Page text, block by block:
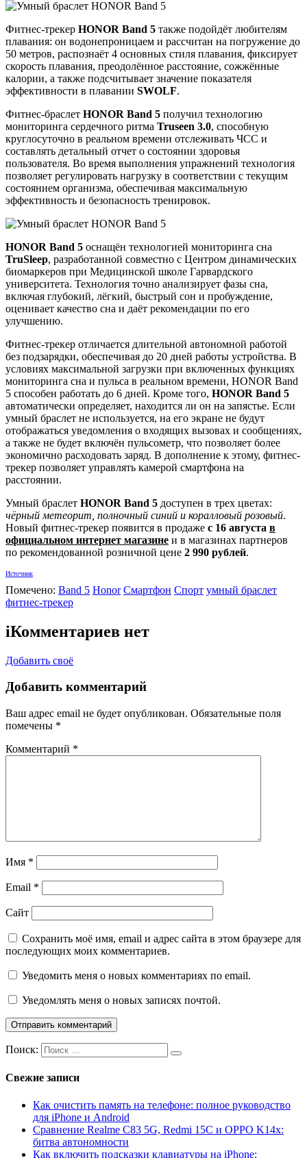
Фитнес-трекер HONOR Band 5 также подойдёт любителям
плавания: он водонепроницаем и рассчитан на погружение до
50 метров, распознаёт 4 основных стиля плавания, фиксирует
скорость плавания, преодолённое расстояние, сожжённые
калории, а также подсчитывает значение показателя
эффективности в плавании SWOLF.
Фитнес-браслет HONOR Band 5 получил технологию
мониторинга сердечного ритма Truseen 3.0, способную
круглосуточно в реальном времени отслеживать ЧСС и
составлять детальный отчет о состоянии здоровья
пользователя. Во время выполнения упражнений технология
позволяет регулировать нагрузку в соответствии с текущим
состоянием организма, обеспечивая максимальную
эффективность и безопасность тренировок.
HONOR Band 5 оснащён технологией мониторинга сна
TruSleep, разработанной совместно с Центром динамических
биомаркеров при Медицинской школе Гарвардского
университета. Технология точно анализирует фазы сна,
включая глубокий, лёгкий, быстрый сон и пробуждение,
оценивает качество сна и даёт рекомендации по его
улучшению.
Фитнес-трекер отличается длительной автономной работой
без подзарядки, обеспечивая до 20 дней работы устройства. В
условиях максимальной загрузки при включенных функциях
мониторинга сна и пульса в реальном времени, HONOR Band
5 способен работать до 6 дней. Кроме того, HONOR Band 5
автоматически определяет, находится ли он на запястье. Если
умный браслет не используется, на его экране не будут
отображаться уведомления о входящих вызовах и сообщениях,
а также не будет включён пульсометр, что позволяет более
экономично расходовать заряд. В дополнение к этому, фитнес-
трекер позволяет управлять камерой смартфона на
расстоянии.
Умный браслет HONOR Band 5 доступен в трех цветах:
чёрный метеорит, полночный синий и коралловый розовый.
Новый фитнес-трекер появится в продаже с 16 августа в
официальном интернет магазине и в магазинах партнеров
по рекомендованной розничной цене 2 990 рублей.
Источник
Помечено: Band 5 Honor Смартфон Спорт умный браслет
фитнес-трекер
iКомментариев нет
Добавить своё
Добавить комментарий
Ваш адрес email не будет опубликован. Обязательные поля
помечены *
Комментарий *
Имя *
Email *
Сайт
Сохранить моё имя, email и адрес сайта в этом браузере для
последующих моих комментариев.
Уведомить меня о новых комментариях по email.
Уведомлять меня о новых записях почтой.
Поиск:
Свежие записи
Как очистить память на телефоне: полное руководство
для iPhone и Android
Сравнение Realme C83 5G, Redmi 15C и OPPO K14x:
битва автономности
Как включить подсказки клавиатуры на iPhone: